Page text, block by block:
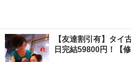
【友達割引有】タイ
日完結59800円！【